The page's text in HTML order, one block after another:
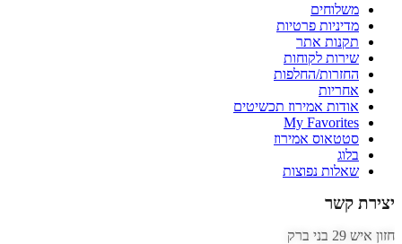
משלוחים
מדיניות פרטיות
תקנות אתר
שירות לקוחות
החזרות/החלפות
אחריות
אודות אמירוז תכשיטים
My Favorites
סטטאוס אמירוז
בלוג
שאלות נפוצות
יצירת קשר
חזון איש 29 בני ברק